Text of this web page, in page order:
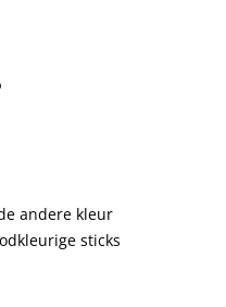
andere kleur
sticks